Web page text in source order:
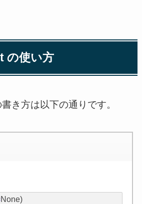
の使い方
き方は以下の通りです。
None)